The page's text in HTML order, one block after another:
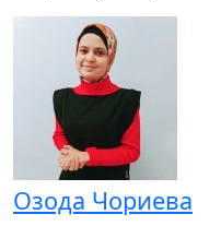
Озода Чориева